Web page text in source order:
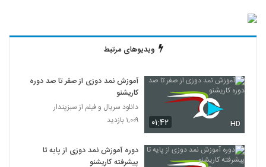
ویدیوهای مرتبط
۰۱:۴۲ HD
آموزش نمد دوزی از صفر تا صد دوره
کاریشنو
دانلود سریال و فیلم از سبزپندار
۱,۰۰۹ بازدید
دوره آموزش نمد دوزی از پایه تا
پیشرفته کاریشنو